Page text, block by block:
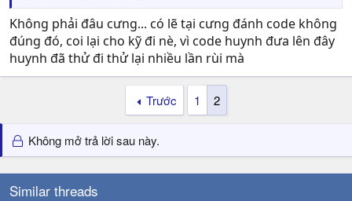
Không phải đâu cưng... có lẽ tại cưng đánh code không
đúng đó, coi lại cho kỹ đi nè, vì code huynh đưa lên đây
huynh đã thử đi thử lại nhiều lần rùi mà
Trước 1 2
Không mở trả lời sau này.
Similar threads